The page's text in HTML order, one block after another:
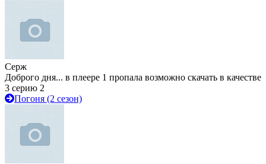
Серж
Доброго дня... в плеере 1 пропала возможно скачать в качестве
3 серию 2
Погоня (2 сезон)